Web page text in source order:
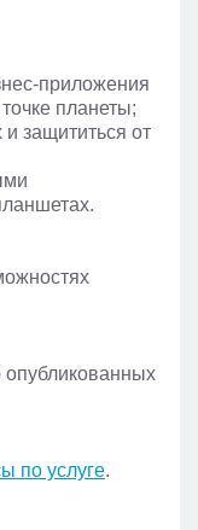
приложения
планеты;
и защититься от
по услуге.